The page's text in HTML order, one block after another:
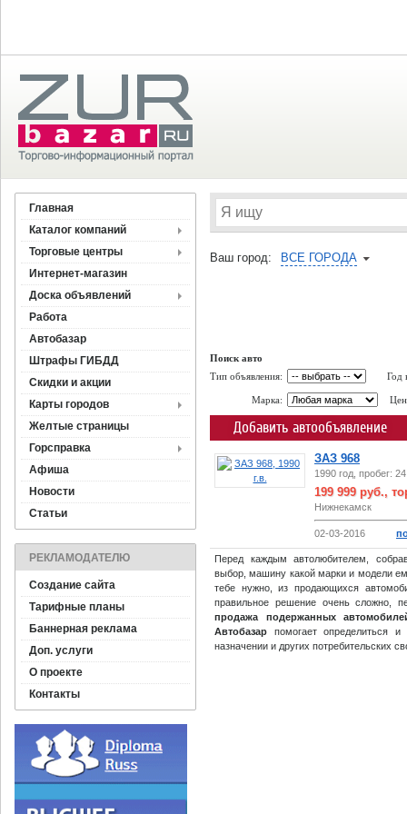
Главная
Каталог компаний
Торговые центры
Интернет-магазин
Доска объявлений
Работа
Автобазар
Штрафы ГИБДД
Скидки и акции
Карты городов
Желтые страницы
Горсправка
Афиша
Новости
Статьи
РЕКЛАМОДАТЕЛЮ
Создание сайта
Тарифные планы
Баннерная реклама
Доп. услуги
О проекте
Контакты
Ваш город: ВСЕ ГОРОДА
Поиск авто
Тип объявления:
Год
Марка:
Добавить автообъявление
ЗАЗ 968
1990 год, пробег:
199 999 руб.,
Нижнекамск
02-03-2016
Перед каждым автолюбителем,
выбор, машину какой марки и модели
тебе нужно, из продающихся
правильное решение очень сложно,
продажа подержанных
Автобазар помогает определиться
назначении и других потребительских